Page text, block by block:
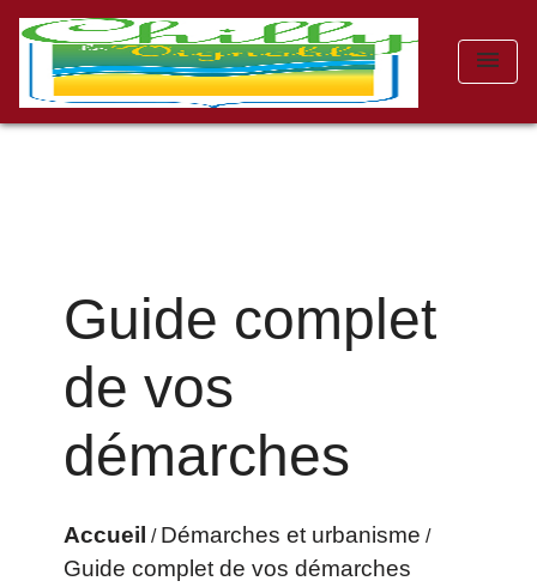
menu
Guide complet
de vos
démarches
Accueil / Démarches et urbanisme /
Guide complet de vos démarches